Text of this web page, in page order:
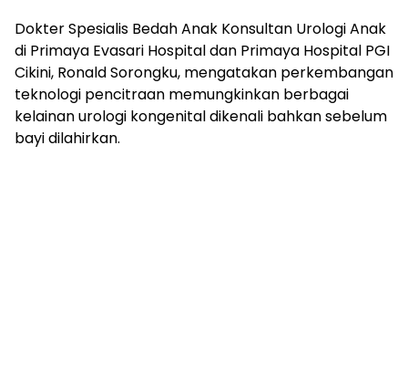
Dokter Spesialis Bedah Anak Konsultan Urologi Anak
di Primaya Evasari Hospital dan Primaya Hospital PGI
Cikini, Ronald Sorongku, mengatakan perkembangan
teknologi pencitraan memungkinkan berbagai
kelainan urologi kongenital dikenali bahkan sebelum
bayi dilahirkan.